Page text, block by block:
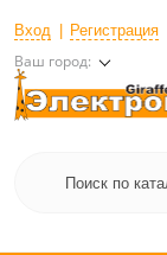
Вход Регистрация
Ваш город: